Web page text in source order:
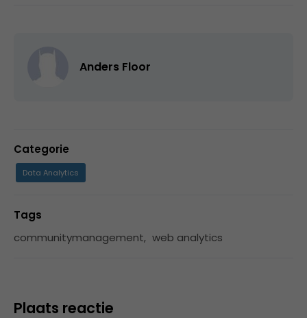
Anders Floor
Categorie
Data Analytics
Tags
communitymanagement, web analytics
Plaats reactie